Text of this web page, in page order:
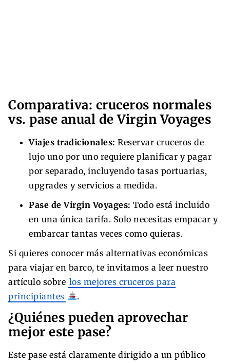
Comparativa: cruceros normales
vs. pase anual de Virgin Voyages
Viajes tradicionales: Reservar cruceros de
lujo uno por uno requiere planificar y pagar
por separado, incluyendo tasas portuarias,
upgrades y servicios a medida.
Pase de Virgin Voyages: Todo está incluido
en una única tarifa. Solo necesitas empacar y
embarcar tantas veces como quieras.
Si quieres conocer más alternativas económicas
para viajar en barco, te invitamos a leer nuestro
artículo sobre los mejores cruceros para
principiantes
.
¿Quiénes pueden aprovechar
mejor este pase?
Este pase está claramente dirigido a un público